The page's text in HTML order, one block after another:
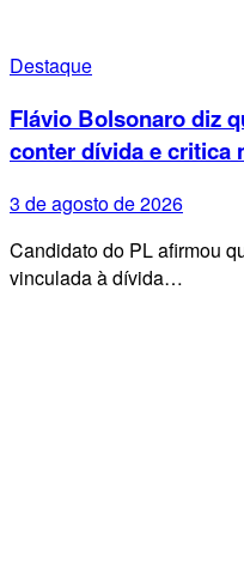
Destaque
Flávio Bolsonaro diz
conter dívida e critica
3 de agosto de 2026
Candidato do PL afirmou
vinculada à dívida…